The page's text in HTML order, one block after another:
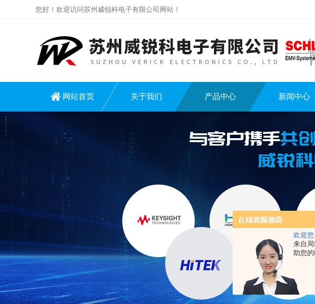
欢迎您
来自
助您的
您好！欢迎访问苏州威锐科电子有限公司网站！
网站首页 关于我们 产品中心 新闻中心